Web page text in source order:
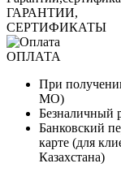
ГАРАНТИИ,
СЕРТИФИКАТЫ
ОПЛАТА
При
МО)
Безналичный
Банковский
карте (для
Казахстана)